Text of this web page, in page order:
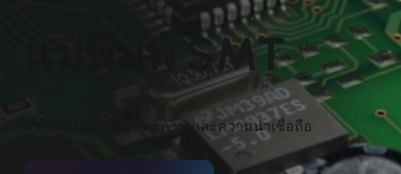
แม่พิมพ์ SMT
ความแม่นยำ ประสิทธิภาพ และความน่าเชื่อถือ